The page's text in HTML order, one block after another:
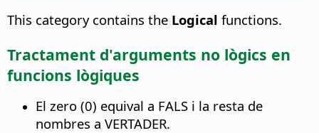
This category contains the Logical functions.
Tractament d'arguments no lògics en
funcions lògiques
El zero (0) equival a FALS i la resta de
nombres a VERTADER.